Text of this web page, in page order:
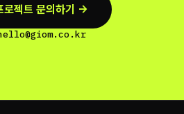
로젝트 문의하기 →